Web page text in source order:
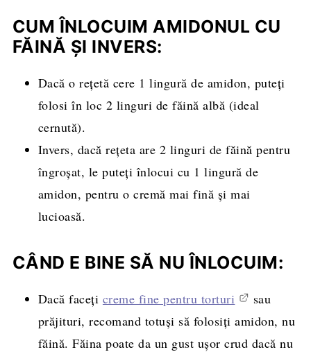
CUM ÎNLOCUIM AMIDONUL CU
FĂINĂ ȘI INVERS:
Dacă o rețetă cere 1 lingură de amidon, puteți
folosi în loc 2 linguri de făină albă (ideal
cernută).
Invers, dacă rețeta are 2 linguri de făină pentru
îngroșat, le puteți înlocui cu 1 lingură de
amidon, pentru o cremă mai fină și mai
lucioasă.
CÂND E BINE SĂ NU ÎNLOCUIM:
Dacă faceți creme fine pentru torturi
sau
prăjituri, recomand totuși să folosiți amidon, nu
făină. Făina poate da un gust ușor crud dacă nu